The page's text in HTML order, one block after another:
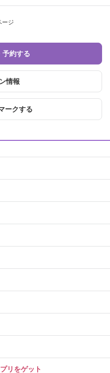
ージ
予約する
情報
ークする
リをゲット